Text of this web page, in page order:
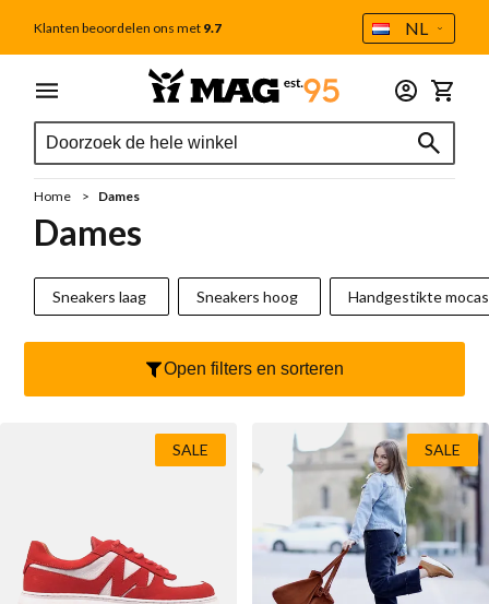
Klanten beoordelen ons met 9.7
Taal NL
Menu
Zoek
Zoek
Zoek
Alle dames
Sale
Nieuw
Outlet
Dames
Sneakers laag
Handgestikte mocassins
Vegan
Sandalen
Alle heren
Sale
Cadeaubon
Heren
Handgestikte mocassins
Outlet
Tweede Kans
Alle accessoires
Schoenverzorging
Accessoires
Voetbedden
Home Dames
Dames
Sneakers laag Sneakers hoog Handgestikte
SALE SALE
Open filters en sorteren